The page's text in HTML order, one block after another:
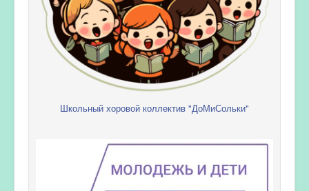
Школьный хоровой коллектив "ДоМиСольки"